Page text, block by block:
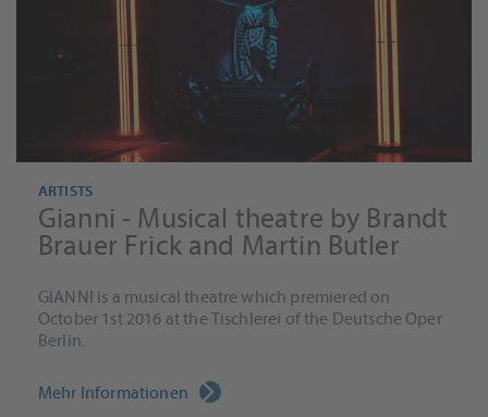
ARTISTS
Gianni - Musical theatre by Brandt
Brauer Frick and Martin Butler
GIANNI is a musical theatre which premiered on
October 1st 2016 at the Tischlerei of the Deutsche Oper
Berlin.
Mehr Informationen